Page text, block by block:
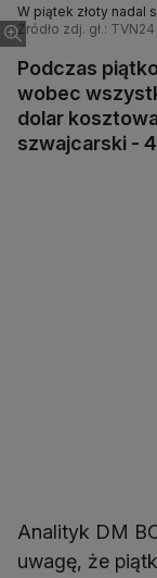
W piątek złoty nadal
Źródło zdj. gł.: TVN24
Podczas
wobec
dolar
szwajcarski -
Analityk DM
uwagę, że